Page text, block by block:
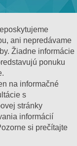
ani nepredávame
Žiadne informácie
ponuku
na informačné
s
stránky
informácií
si prečítajte